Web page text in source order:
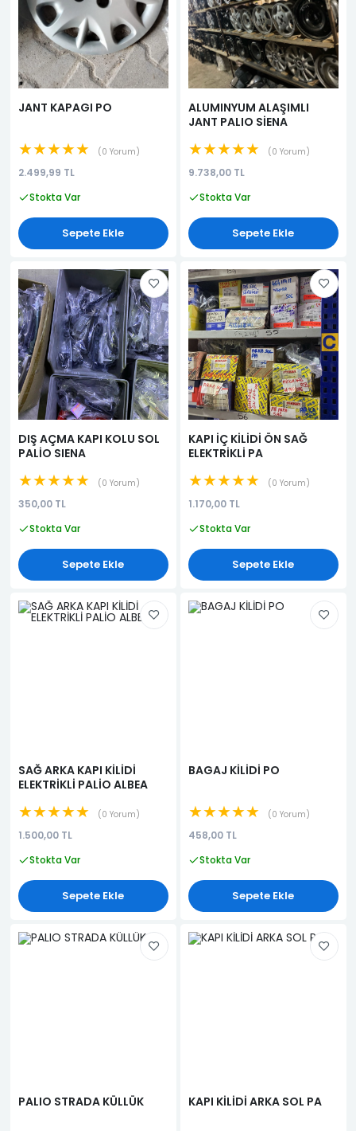
JANT KAPAGI PO
★★★★★ 0 Yorum
2.499,99 TL
Stokta Var
Sepete Ekle
ALUMINYUM ALAŞIMLI
JANT PALIO SİENA
★★★★★ 0 Yorum
9.738,00 TL
Stokta Var
Sepete Ekle
DIŞ AÇMA KAPI KOLU SOL
PALİO SIENA
★★★★★ 0 Yorum
350,00 TL
Stokta Var
Sepete Ekle
KAPI İÇ KİLİDİ ÖN SAĞ
ELEKTRİKLİ PA
★★★★★ 0 Yorum
1.170,00 TL
Stokta Var
Sepete Ekle
SAĞ ARKA KAPI KİLİDİ
ELEKTRİKLİ PALİO ALBEA
★★★★★ 0 Yorum
1.500,00 TL
Stokta Var
Sepete Ekle
BAGAJ KİLİDİ PO
★★★★★ 0 Yorum
458,00 TL
Stokta Var
Sepete Ekle
PALIO STRADA KÜLLÜK KAPI KİLİDİ ARKA SOL PA